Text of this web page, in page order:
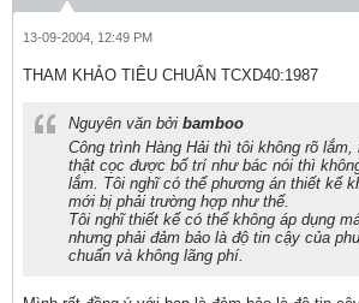
13-09-2004, 12:49 PM
THAM KHẢO TIÊU CHUẨN TCXD40:1987
Nguyên văn bởi bamboo
Công trình Hàng Hải thì tôi không rõ lắm,
thật cọc được bố trí như bác nói thì
lắm. Tôi nghĩ có thể phương án thiết kế
mới bị phải trường hợp như thế.
Tôi nghĩ thiết kế có thể không áp dụng
nhưng phải đảm bảo là độ tin cậy của
chuẩn và không lãng phí.